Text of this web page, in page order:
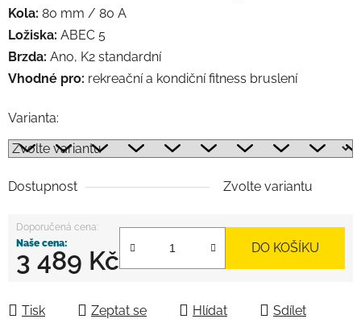
Kola: 80 mm / 80 A
Ložiska: ABEC 5
Brzda: Ano, K2 standardní
Vhodné pro: rekreační a kondiční fitness bruslení
Varianta:
Dostupnost Zvolte variantu
3 489 Kč DO KOŠÍKU
Tisk Zeptat se Hlídat Sdílet